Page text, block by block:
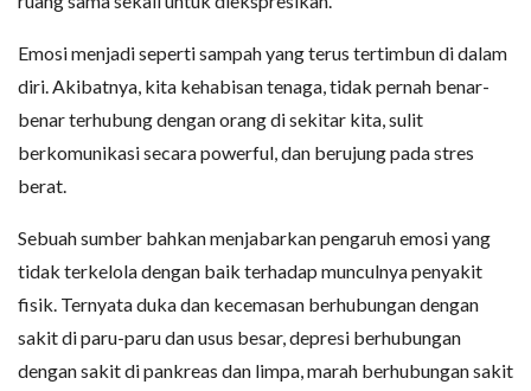
Emosi menjadi seperti sampah yang terus tertimbun di dalam
diri. Akibatnya, kita kehabisan tenaga, tidak pernah benar-
benar terhubung dengan orang di sekitar kita, sulit
berkomunikasi secara powerful, dan berujung pada stres
berat.
Sebuah sumber bahkan menjabarkan pengaruh emosi yang
tidak terkelola dengan baik terhadap munculnya penyakit
fisik. Ternyata duka dan kecemasan berhubungan dengan
sakit di paru-paru dan usus besar, depresi berhubungan
dengan sakit di pankreas dan limpa, marah berhubungan sakit